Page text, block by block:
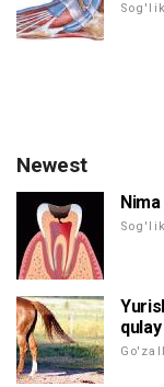
Sog'lik
Newest
Sog'lik
qulay